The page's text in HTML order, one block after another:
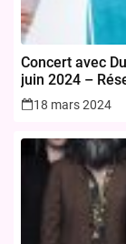
Concert avec
juin 2024 –
18 mars 2024